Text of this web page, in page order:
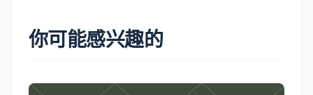
你可能感兴趣的